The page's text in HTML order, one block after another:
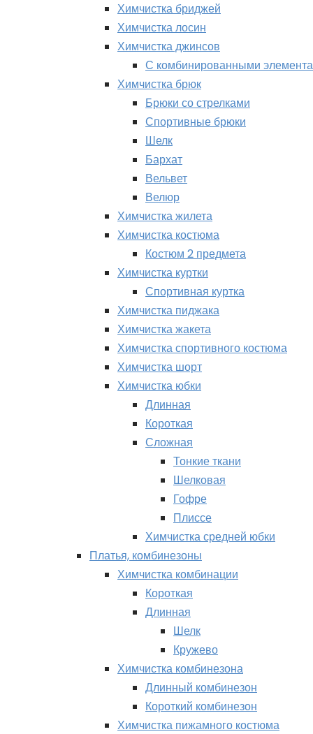
Химчистка бриджей
Химчистка лосин
Химчистка джинсов
С комбинированными
Химчистка брюк
Брюки со стрелками
Спортивные брюки
Шелк
Бархат
Вельвет
Велюр
Химчистка жилета
Химчистка костюма
Костюм 2 предмета
Химчистка куртки
Спортивная куртка
Химчистка пиджака
Химчистка жакета
Химчистка спортивного костюма
Химчистка шорт
Химчистка юбки
Длинная
Короткая
Сложная
Тонкие ткани
Шелковая
Гофре
Плиссе
Химчистка средней юбки
Платья, комбинезоны
Химчистка комбинации
Короткая
Длинная
Шелк
Кружево
Химчистка комбинезона
Длинный комбинезон
Короткий комбинезон
Химчистка пижамного костюма